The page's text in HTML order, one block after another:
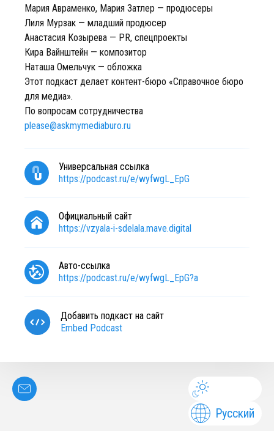
Мария Авраменко, Мария Затлер — продюсеры
Лиля Мурзак — младший продюсер
Анастасия Козырева — PR, спецпроекты
Кира Вайнштейн — композитор
Наташа Омельчук — обложка
Этот подкаст делает контент-бюро «Справочное бюро
для медиа».
По вопросам сотрудничества
please@askmymediaburo.ru
Универсальная ссылка
https://podcast.ru/e/wyfwgL_EpG
Официальный сайт
https://vzyala-i-sdelala.mave.digital
Авто-ссылка
https://podcast.ru/e/wyfwgL_EpG?a
Добавить подкаст на сайт
Embed Podcast
Русский